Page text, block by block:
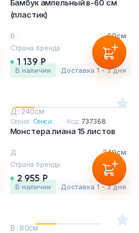
Бамбук ампельный в-60 см
(пластик)
В :
60см
Страна бренда:
Бельгия
1 139 Р
в наличии Доставка 1 - 3 дня
Д : 240см
Серия: Сенси... Код: 737368
Монстера лиана 15 листов
Д :
240см
Страна бренда:
Бельгия
2 955 Р
в наличии Доставка 1 - 3 дня
В : 80см